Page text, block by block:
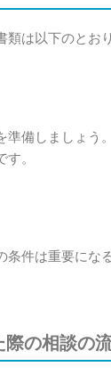
は以下のとおり
備しましょう
。
件は重要にな
の相談の